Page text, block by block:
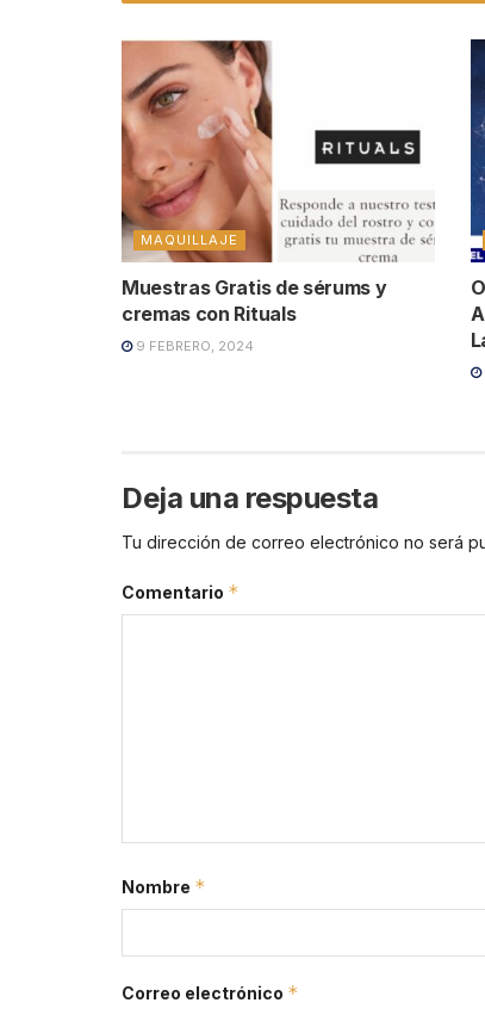
MAQUILLAJE
Muestras Gratis de sérums y
cremas con Rituals
9 FEBRERO, 2024
Deja una respuesta
Tu dirección de correo electrónico no será
Comentario *
Nombre *
Correo electrónico *